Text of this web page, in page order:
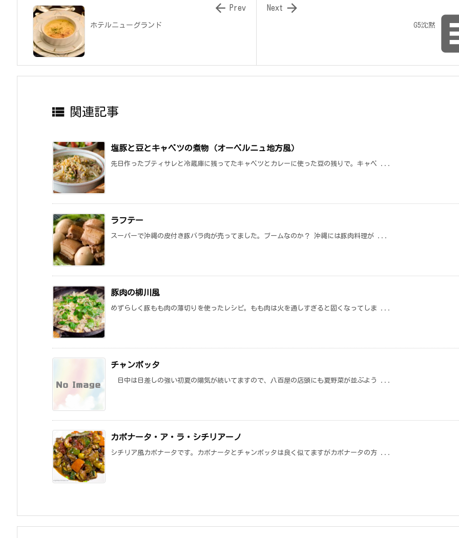
G5沈黙

Next
ホテルニューグランド
 Prev
 関連記事
塩豚と豆とキャベツの煮物（オーベルニュ地方風）
先日作ったプティサレと冷蔵庫に残ってたキャベツとカレーに使った豆の残りで。キャベ ...
ラフテー
スーパーで沖縄の皮付き豚バラ肉が売ってました。ブームなのか？ 沖縄には豚肉料理が ...
豚肉の柳川風
めずらしく豚もも肉の薄切りを使ったレシピ。もも肉は火を通しすぎると固くなってしま ...
チャンボッタ
日中は日差しの強い初夏の陽気が続いてますので、八百屋の店頭にも夏野菜が並ぶよう ...
カポナータ・ア・ラ・シチリアーノ
シチリア風カポナータです。カポナータとチャンポッタは良く似てますがカポナータの方 ...